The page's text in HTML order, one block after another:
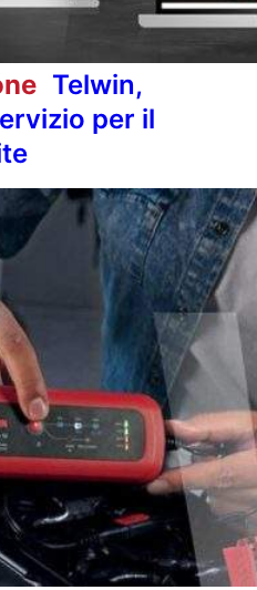
Telwin,
per il